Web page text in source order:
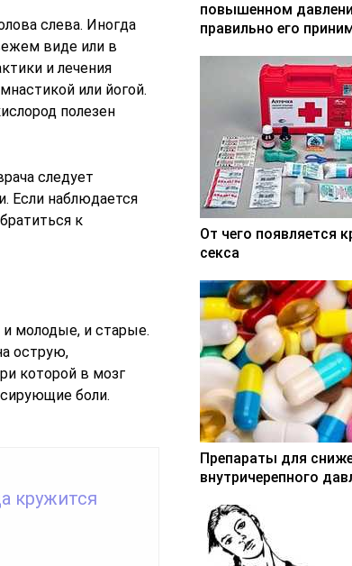
слева. Иногда
виде или в
и лечения
или йогой.
полезен
следует
Если наблюдается
к
молодые, и старые.
острую,
которой в мозг
боли.
кружится
повышенном
правильно его
От чего появляется
секса
Препараты для
внутричерепного